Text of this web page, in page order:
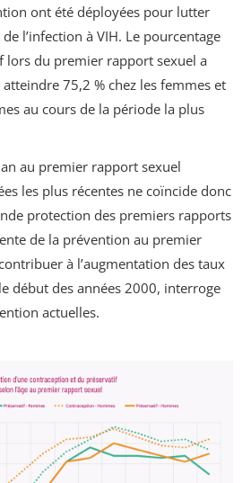
ont été déployées pour lutter
l’infection à VIH. Le pourcentage
lors du premier rapport sexuel a
75,2 % chez les femmes et
au cours de la période la plus
au premier rapport sexuel
les plus récentes ne coïncide donc
protection des premiers rapports
de la prévention au premier
à l’augmentation des taux
début des années 2000, interroge
actuelles.